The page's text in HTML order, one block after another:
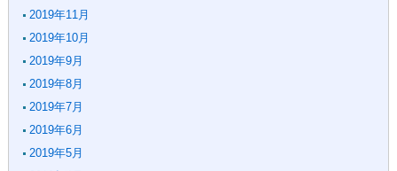
2019年11月
2019年10月
2019年9月
2019年8月
2019年7月
2019年6月
2019年5月